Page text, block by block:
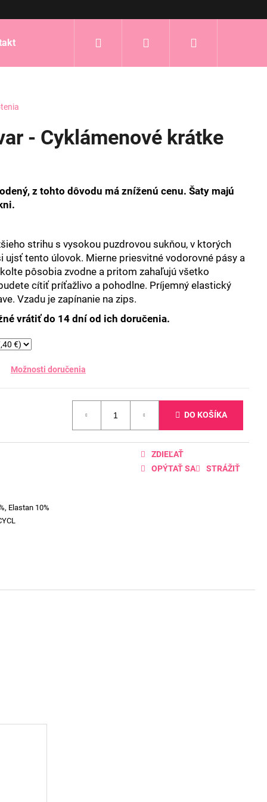
Prihlásenie
- Cyklámenové krátke
z tohto dôvodu má zníženú cenu. Šaty majú
strihu s vysokou puzdrovou sukňou, v ktorých
ujsť tento úlovok. Mierne priesvitné vodorovné pásy a
pôsobia zvodne a pritom zahaľujú všetko
cítiť príťažlivo a pohodlne. Príjemný elastický
Vzadu je zapínanie na zips.
vrátiť do 14 dní od ich doručenia.
Možnosti doručenia
DO KOŠÍKA
Elastan 10%
OPÝTAŤ SA STRÁŽIŤ
ZDIEĽAŤ